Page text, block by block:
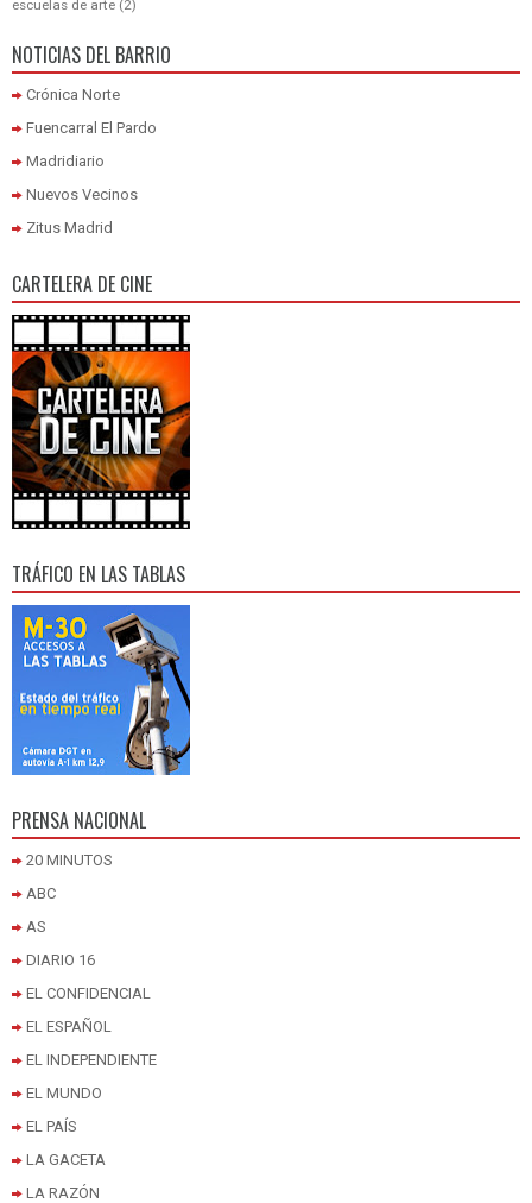
escuelas de arte (2)
NOTICIAS DEL BARRIO
Crónica Norte
Fuencarral El Pardo
Madridiario
Nuevos Vecinos
Zitus Madrid
CARTELERA DE CINE
TRÁFICO EN LAS TABLAS
PRENSA NACIONAL
20 MINUTOS
ABC
AS
DIARIO 16
EL CONFIDENCIAL
EL ESPAÑOL
EL INDEPENDIENTE
EL MUNDO
EL PAÍS
LA GACETA
LA RAZÓN